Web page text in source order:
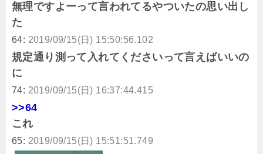
無理ですよーって言われてるやついたの思い出し
た
64: 2019/09/15(日) 15:50:56.102
規定通り測って入れてくださいって言えばいいの
に
74: 2019/09/15(日) 16:37:44.415
>>64
これ
65: 2019/09/15(日) 15:51:51.749